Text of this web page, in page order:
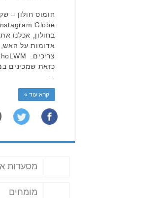
בחולון, אכלנו
אדומות על האש,
כזאת שמכינים
קרא עוד »
מסעדות
מומחים